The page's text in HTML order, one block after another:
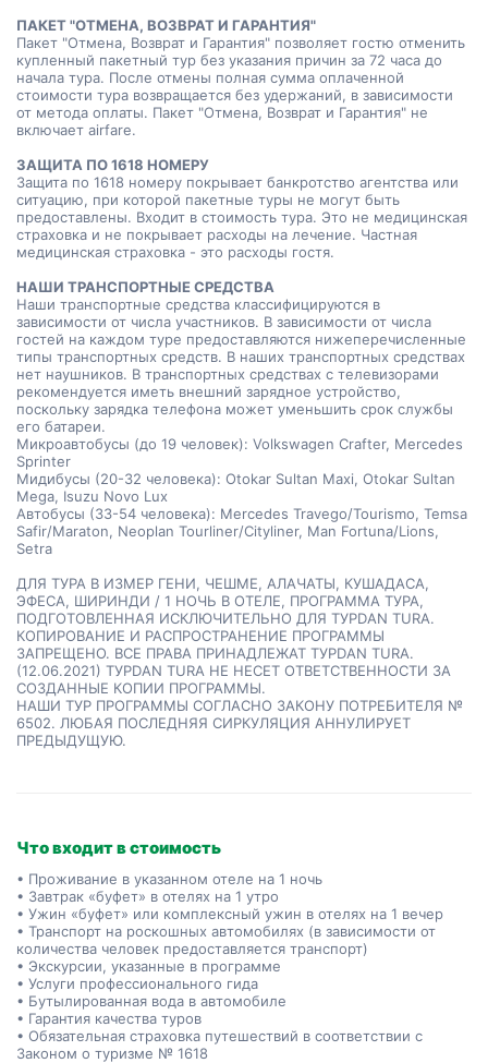
ПАКЕТ "ОТМЕНА, ВОЗВРАТ И ГАРАНТИЯ"
Пакет "Отмена, Возврат и Гарантия" позволяет гостю отменить
купленный пакетный тур без указания причин за 72 часа до
начала тура. После отмены полная сумма оплаченной
стоимости тура возвращается без удержаний, в зависимости
от метода оплаты. Пакет "Отмена, Возврат и Гарантия" не
включает airfare.
ЗАЩИТА ПО 1618 НОМЕРУ
Защита по 1618 номеру покрывает банкротство агентства или
ситуацию, при которой пакетные туры не могут быть
предоставлены. Входит в стоимость тура. Это не медицинская
страховка и не покрывает расходы на лечение. Частная
медицинская страховка - это расходы гостя.
НАШИ ТРАНСПОРТНЫЕ СРЕДСТВА
Наши транспортные средства классифицируются в
зависимости от числа участников. В зависимости от числа
гостей на каждом туре предоставляются нижеперечисленные
типы транспортных средств. В наших транспортных средствах
нет наушников. В транспортных средствах с телевизорами
рекомендуется иметь внешний зарядное устройство,
поскольку зарядка телефона может уменьшить срок службы
его батареи.
Микроавтобусы (до 19 человек): Volkswagen Crafter, Mercedes
Sprinter
Мидибусы (20-32 человека): Otokar Sultan Maxi, Otokar Sultan
Mega, Isuzu Novo Lux
Автобусы (33-54 человека): Mercedes Travego/Tourismo, Temsa
Safir/Maraton, Neoplan Tourliner/Cityliner, Man Fortuna/Lions,
Setra
ДЛЯ ТУРА В ИЗМЕР ГЕНИ, ЧЕШМЕ, АЛАЧАТЫ, КУШАДАСА,
ЭФЕСА, ШИРИНДИ / 1 НОЧЬ В ОТЕЛЕ, ПРОГРАММА ТУРА,
ПОДГОТОВЛЕННАЯ ИСКЛЮЧИТЕЛЬНО ДЛЯ ТУРDAN TURA.
КОПИРОВАНИЕ И РАСПРОСТРАНЕНИЕ ПРОГРАММЫ
ЗАПРЕЩЕНО. ВСЕ ПРАВА ПРИНАДЛЕЖАТ ТУРDAN TURA.
(12.06.2021) ТУРDAN TURA НЕ НЕСЕТ ОТВЕТСТВЕННОСТИ ЗА
СОЗДАННЫЕ КОПИИ ПРОГРАММЫ.
НАШИ ТУР ПРОГРАММЫ СОГЛАСНО ЗАКОНУ ПОТРЕБИТЕЛЯ №
6502. ЛЮБАЯ ПОСЛЕДНЯЯ СИРКУЛЯЦИЯ АННУЛИРУЕТ
ПРЕДЫДУЩУЮ.
Что входит в стоимость
• Проживание в указанном отеле на 1 ночь
• Завтрак «буфет» в отелях на 1 утро
• Ужин «буфет» или комплексный ужин в отелях на 1 вечер
• Транспорт на роскошных автомобилях (в зависимости от
количества человек предоставляется транспорт)
• Экскурсии, указанные в программе
• Услуги профессионального гида
• Бутылированная вода в автомобиле
• Гарантия качества туров
• Обязательная страховка путешествий в соответствии с
Законом о туризме № 1618